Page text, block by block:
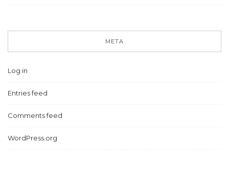
META
Log in
Entries feed
Comments feed
WordPress.org